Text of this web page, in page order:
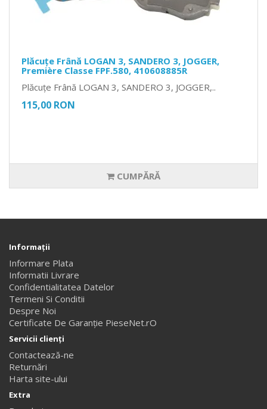
Plăcuțe Frână LOGAN 3, SANDERO 3, JOGGER,
Première Classe FPF.580, 410608885R
Plăcuțe Frână LOGAN 3, SANDERO 3, JOGGER,..
115,00 RON
CUMPĂRĂ
Informaţii
Informare Plata
Informatii Livrare
Confidentialitatea Datelor
Termeni Si Conditii
Despre Noi
Certificate De Garanție PieseNet.rO
Servicii clienţi
Contactează-ne
Returnări
Harta site-ului
Extra